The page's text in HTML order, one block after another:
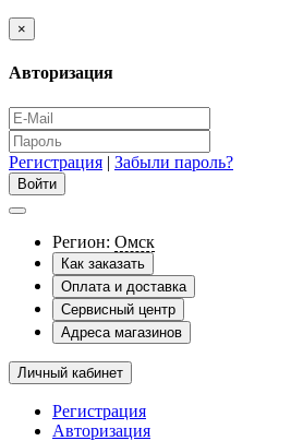
×
Авторизация
Регистрация | Забыли пароль?
Регион: Омск
Как заказать
Оплата и доставка
Сервисный центр
Адреса магазинов
Личный кабинет
Регистрация
Авторизация